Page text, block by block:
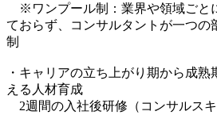
※ワンプール制：業界や領域ごと
ておらず、コンサルタントが一つの
制
・キャリアの立ち上がり期から成
える人材育成
2週間の入社後研修（コンサルス